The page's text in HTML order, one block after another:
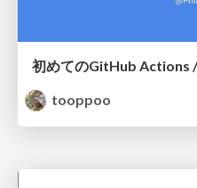
初めてのGitHub Actions
tooppoo